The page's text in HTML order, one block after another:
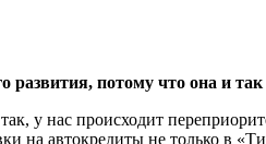
потому что она и
у нас происходит
на автокредиты не только в